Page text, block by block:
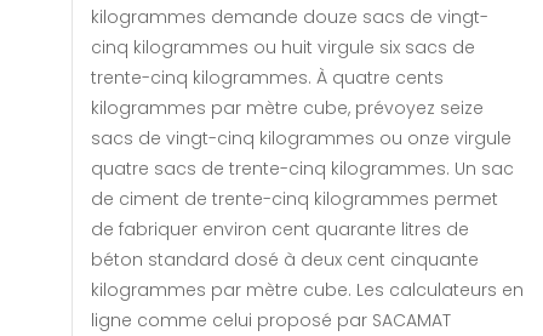
kilogrammes demande douze sacs de vingt-
cinq kilogrammes ou huit virgule six sacs de
trente-cinq kilogrammes. À quatre cents
kilogrammes par mètre cube, prévoyez seize
sacs de vingt-cinq kilogrammes ou onze virgule
quatre sacs de trente-cinq kilogrammes. Un sac
de ciment de trente-cinq kilogrammes permet
de fabriquer environ cent quarante litres de
béton standard dosé à deux cent cinquante
kilogrammes par mètre cube. Les calculateurs en
ligne comme celui proposé par SACAMAT